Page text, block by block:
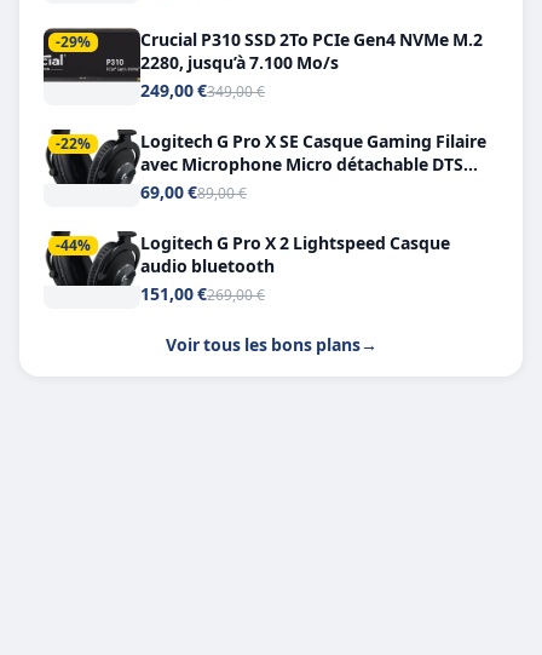
-29%
Crucial P310 SSD 2To PCIe Gen4 NVMe M.2
2280, jusqu’à 7.100 Mo/s
249,00 €349,00 €
-22%
Logitech G Pro X SE Casque Gaming Filaire
avec Microphone Micro détachable DTS
Headphone X 7.1
69,00 €89,00 €
-44%
Logitech G Pro X 2 Lightspeed Casque
audio bluetooth
151,00 €269,00 €
Voir tous les bons plans→